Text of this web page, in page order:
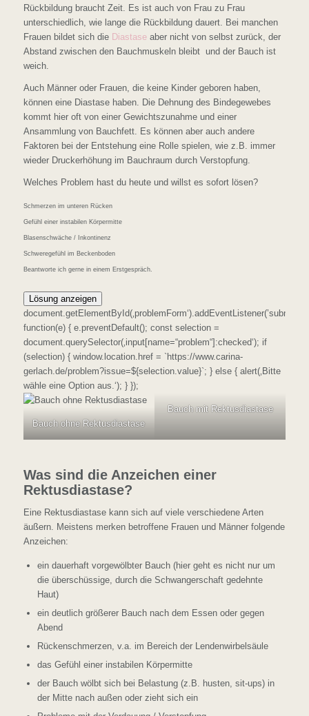
Rückbildung braucht Zeit. Es ist auch von Frau zu Frau
unterschiedlich, wie lange die Rückbildung dauert. Bei manchen
Frauen bildet sich die Diastaseaber nicht von selbst zurück, der
Abstand zwischen den Bauchmuskeln bleibt und der Bauch ist
weich.
Auch Männer oder Frauen, die keine Kinder geboren haben,
können eine Diastase haben. Die Dehnung des Bindegewebes
kommt hier oft von einer Gewichtszunahme und einer
Ansammlung von Bauchfett. Es können aber auch andere
Faktoren bei der Entstehung eine Rolle spielen, wie z.B. immer
wieder Druckerhöhung im Bauchraum durch Verstopfung.
Welches Problem hast du heute und willst es sofort lösen?
Schmerzen im unteren Rücken
Gefühl einer instabilen Körpermitte
Blasenschwäche / Inkontinenz
Schweregefühl im Beckenboden
Beantworte ich gerne in einem Erstgespräch.
Lösung anzeigen
document.getElementById(‚problemForm‘).addEventListener(’submit‘,
function(e) { e.preventDefault(); const selection =
document.querySelector(‚input[name=“problem“]:checked‘); if
(selection) { window.location.href = `https://www.carina-
gerlach.de/problem?issue=${selection.value}`; } else { alert(‚Bitte
wähle eine Option aus.‘); } });
Bauch ohne Rektusdiastase
Bauch mit Rektusdiastase
Was sind die Anzeichen einer
Rektusdiastase?
Eine Rektusdiastase kann sich auf viele verschiedene Arten
äußern. Meistens merken betroffene Frauen und Männer folgende
Anzeichen:
ein dauerhaft vorgewölbter Bauch (hier geht es nicht nur um
die überschüssige, durch die Schwangerschaft gedehnte
Haut)
ein deutlich größerer Bauch nach dem Essen oder gegen
Abend
Rückenschmerzen, v.a. im Bereich der Lendenwirbelsäule
das Gefühl einer instabilen Körpermitte
der Bauch wölbt sich bei Belastung (z.B. husten, sit-ups) in
der Mitte nach außen oder zieht sich ein